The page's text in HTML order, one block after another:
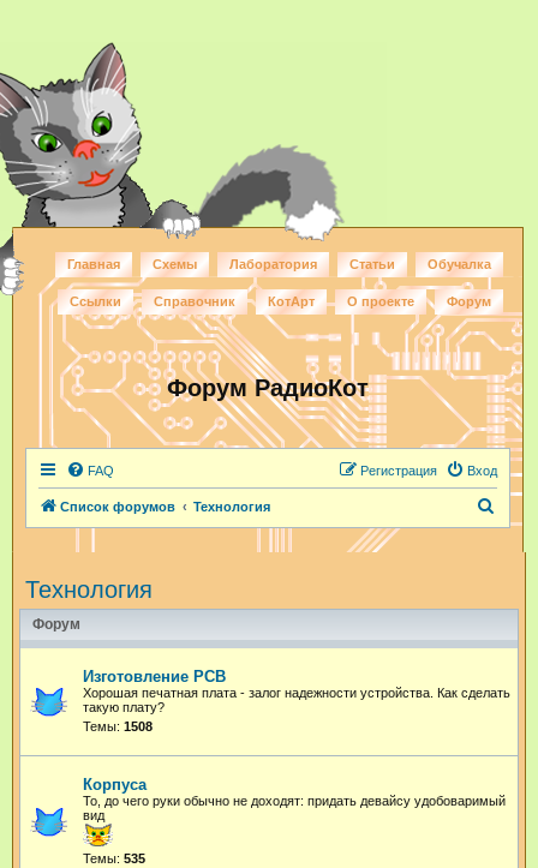
Главная Схемы Лаборатория Статьи Обучалка
Ссылки Справочник КотАрт О проекте Форум
Форум РадиоКот
FAQ Вход
Регистрация
Список форумов Технология
Технология
Форум
Изготовление PCB
Хорошая печатная плата - залог надежности устройства. Как сделать
такую плату?
Темы: 1508
Корпуса
То, до чего руки обычно не доходят: придать девайсу удобоваримый
вид
Темы: 535